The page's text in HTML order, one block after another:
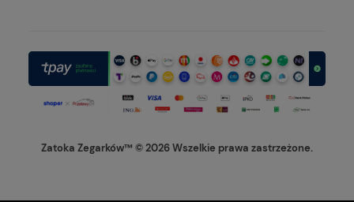
Zatoka Zegarków™ © 2026 Wszelkie prawa zastrzeżone.